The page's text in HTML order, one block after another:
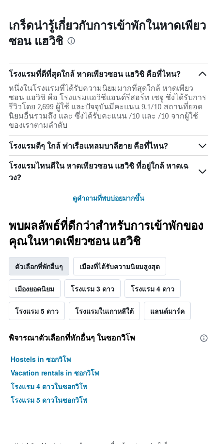
เกร็ดน่ารู้เกี่ยวกับการเข้าพักในหาดเพียว
ซอน แฮวิชิ
โรงแรมที่ดีที่สุดใกล้ หาดเพียวซอน แฮวิชิ คือที่ไหน?
หนึ่งในโรงแรมที่ได้รับความนิยมมากที่สุดใกล้ หาดเพียว
ซอน แฮวิชิ คือ โรงแรมแฮวิชีแอนด์รีสอร์ท เชจู ซึ่งได้รับการ
รีวิวโดย 2,699 ผู้ใช้ และปัจจุบันมีคะแนน 9.1/10 สถานที่ยอด
นิยมอื่นรวมถึง และ ซึ่งได้รับคะแนน /10 และ /10 จากผู้ใช้
ของเราตามลำดับ
โรงแรมดีๆ ใกล้ ท่าเรือแหลมบาลีฮาย คือที่ไหน?
โรงแรมไหนดีใน หาดเพียวซอน แฮวิชิ ที่อยู่ใกล้ หาดเฉ
วง?
ดูคำถามที่พบบ่อยมากขึ้น
พบผลลัพธ์ที่ดีกว่าสำหรับการเข้าพักของ
คุณในหาดเพียวซอน แฮวิชิ
ตัวเลือกที่พักอื่นๆ เมืองที่ได้รับความนิยมสูงสุด
เมืองยอดนิยม โรงแรม 3 ดาว โรงแรม 4 ดาว
โรงแรม 5 ดาว โรงแรมในเกาหลีใต้ แลนด์มาร์ค
พิจารณาตัวเลือกที่พักอื่นๆ ในซอกวิโพ
Hostels in ซอกวิโพ
Vacation rentals in ซอกวิโพ
โรงแรม 4 ดาวในซอกวิโพ
โรงแรม 5 ดาวในซอกวิโพ